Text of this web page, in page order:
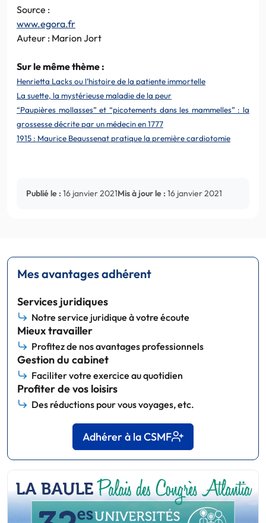
Source :
www.egora.fr
Auteur : Marion Jort
Sur le même thème :
Henrietta Lacks ou l’histoire de la patiente immortelle
La suette, la mystérieuse maladie de la peur
“Paupières mollasses” et “picotements dans les mammelles” : la
grossesse décrite par un médecin en 1777
1915 : Maurice Beaussenat pratique la première cardiotomie
Publié le : 16 janvier 2021Mis à jour le : 16 janvier 2021
Mes avantages adhérent
Services juridiques
Notre service juridique à votre écoute
Mieux travailler
Profitez de nos avantages professionnels
Gestion du cabinet
Faciliter votre exercice au quotidien
Profiter de vos loisirs
Des réductions pour vous voyages, etc.
Adhérer à la CSMF